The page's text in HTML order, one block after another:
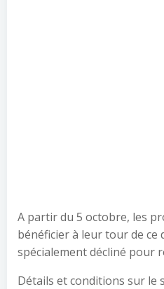
A partir du 5 octobre, les
bénéficier à leur tour de ce
spécialement décliné pour
Détails et conditions sur le